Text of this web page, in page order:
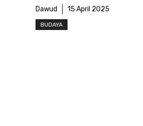
Dawud 15 April 2025
BUDAYA